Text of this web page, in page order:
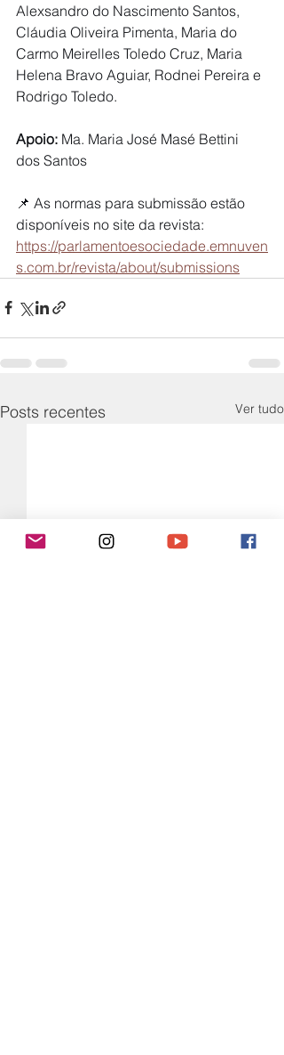
Alexsandro do Nascimento Santos,
Cláudia Oliveira Pimenta, Maria do
Carmo Meirelles Toledo Cruz, Maria
Helena Bravo Aguiar, Rodnei Pereira e
Rodrigo Toledo.
Apoio: Ma. Maria José Masé Bettini
dos Santos
📌 As normas para submissão estão
disponíveis no site da revista:
https://parlamentoesociedade.emnuven
s.com.br/revista/about/submissions
Posts recentes Ver tudo